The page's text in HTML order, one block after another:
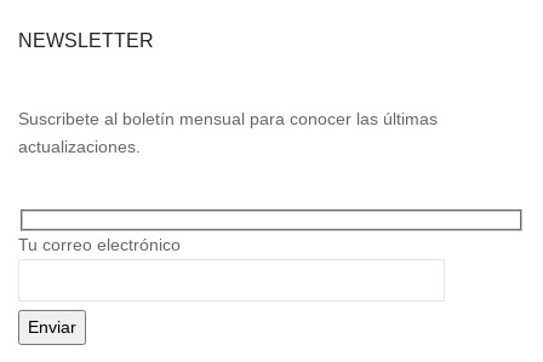
NEWSLETTER
Suscribete al boletín mensual para conocer las últimas
actualizaciones.
Tu correo electrónico